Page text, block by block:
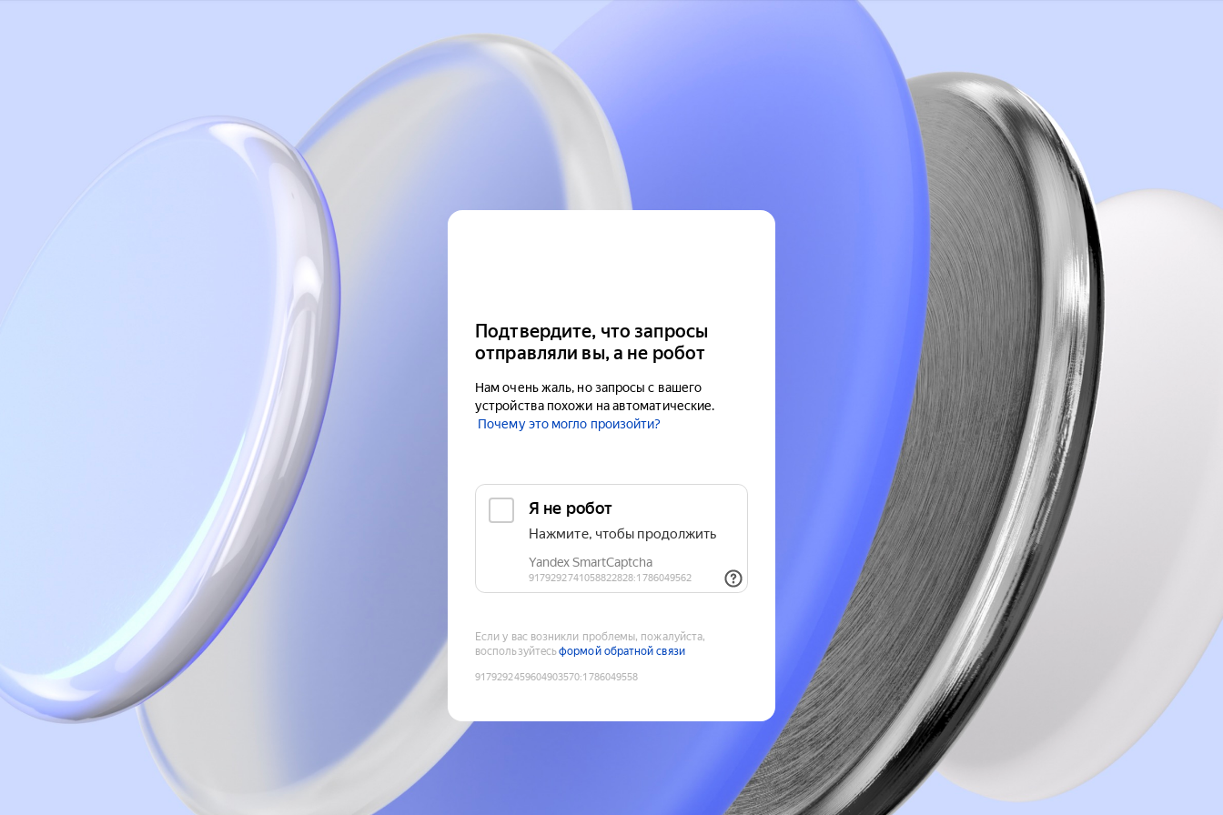
Подтвердите, что запросы
отправляли вы, а не робот
Нам очень жаль, но запросы с вашего
устройства похожи на автоматические.
Почему это могло произойти?
Если у вас возникли проблемы, пожалуйста,
воспользуйтесьформой обратной связи
9179292459604903570:1786049558